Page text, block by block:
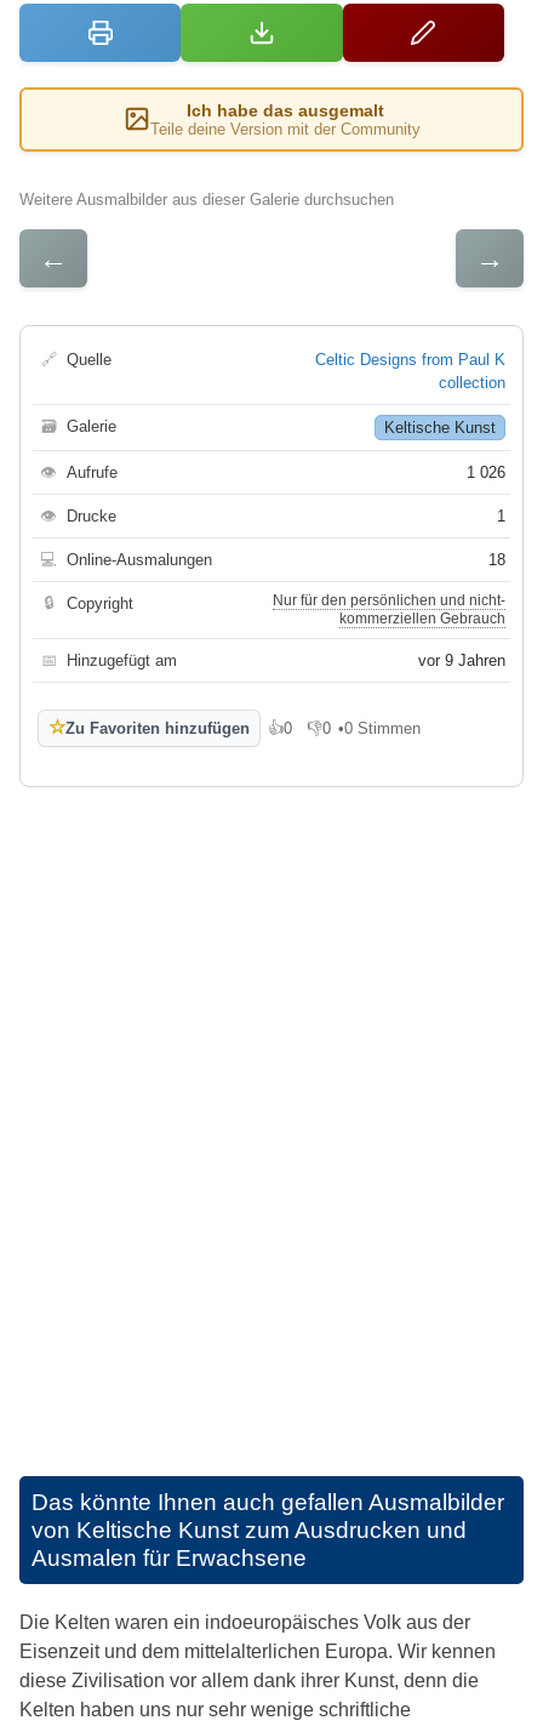
Ich habe das ausgemalt
Teile deine Version mit der Community
Weitere Ausmalbilder aus dieser Galerie durchsuchen
← →
🔗 Quelle
Celtic Designs from Paul K
collection
🗃 Galerie Keltische Kunst
👁 Aufrufe 1 026
👁 Drucke 1
💻 Online-Ausmalungen 18
🔒 Copyright
Nur für den persönlichen und nicht-
kommerziellen Gebrauch
📅 Hinzugefügt am vor 9 Jahren
☆Zu Favoriten hinzufügen 👍0
Gefällt mir
👎0
Gefällt mir nicht
•0 Stimmen
Das könnte Ihnen auch gefallen Ausmalbilder
von Keltische Kunst zum Ausdrucken und
Ausmalen für Erwachsene
Die Kelten waren ein indoeuropäisches Volk aus der
Eisenzeit und dem mittelalterlichen Europa. Wir kennen
diese Zivilisation vor allem dank ihrer Kunst, denn die
Kelten haben uns nur sehr wenige schriftliche